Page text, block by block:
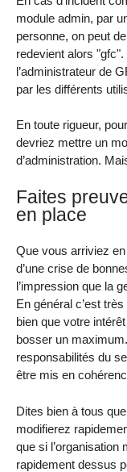
module admin, par
personne, on peut
redevient alors
l’administrateur de
par les différents
En toute rigueur,
devriez mettre un
d’administration.
Faites
en place
Que vous arriviez
d’une crise de
l’impression que la
En général c’est
bien que votre
bosser un
responsabilités du
être mis en
Dites bien à tous
modifierez
que si
rapidement dessus